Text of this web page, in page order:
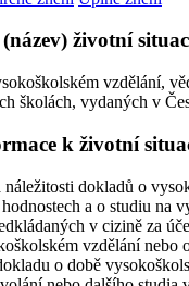
životní
vzdělání,
školách, vydaných v
k životní
dokladů o
a o studiu na
v cizině za
vzdělání nebo
o době